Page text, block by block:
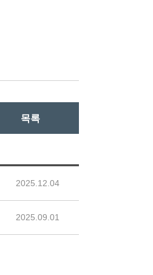
목록
2025.12.04
2025.09.01